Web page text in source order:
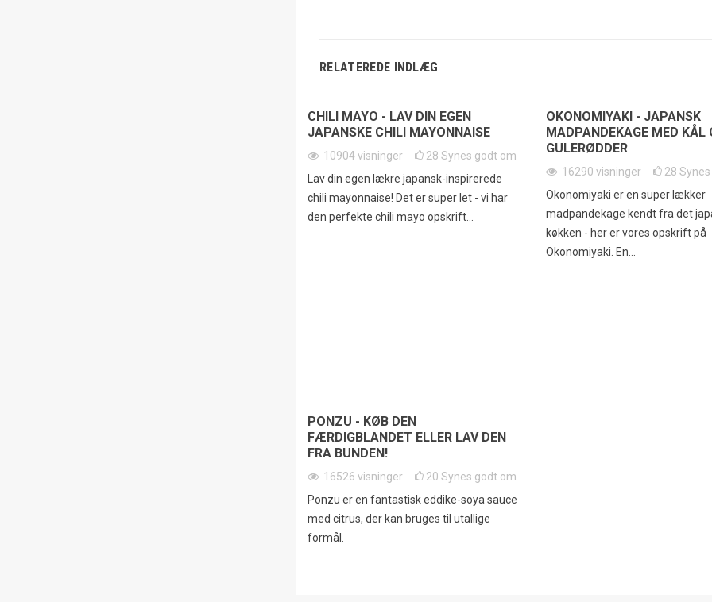
RELATEREDE INDLÆG
CHILI MAYO - LAV DIN EGEN
JAPANSKE CHILI MAYONNAISE
10904visninger 28 Synes godt om
Lav din egen lækre japansk-inspirerede
chili mayonnaise! Det er super let - vi har
den perfekte chili mayo opskrift...
OKONOMIYAKI - JAPANSK
MADPANDEKAGE MED KÅL
GULERØDDER
16290 visninger 28
Okonomiyaki er en super lækker
madpandekage kendt fra det
køkken - her er vores opskrift på
Okonomiyaki. En...
PONZU - KØB DEN
FÆRDIGBLANDET ELLER LAV DEN
FRA BUNDEN!
16526 visninger 20 Synes godt om
Ponzu er en fantastisk eddike-soya sauce
med citrus, der kan bruges til utallige
formål.